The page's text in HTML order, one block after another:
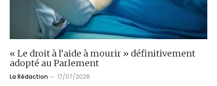
« Le droit à l’aide à mourir » définitivement
adopté au Parlement
La Rédaction 17/07/2026